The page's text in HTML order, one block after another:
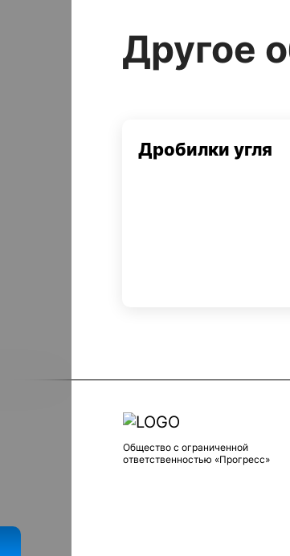
Другое
Дробилки угля
Общество с ограниченной
ответственностью «Прогресс»